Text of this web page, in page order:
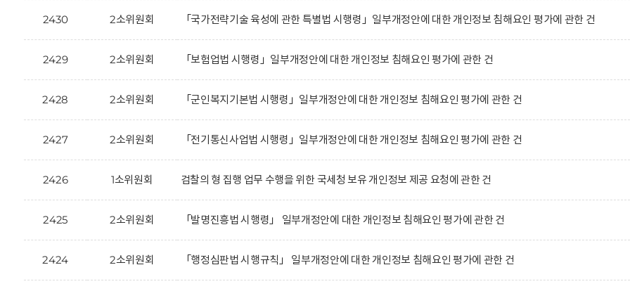
2430 2소위원회 「국가전략기술 육성에 관한 특별법 시행령」일부개정안에 대한 개인정보 침해요인 평가에 관한 건
2429 2소위원회 「보험업법 시행령」일부개정안에 대한 개인정보 침해요인 평가에 관한 건
2428 2소위원회 「군인복지기본법 시행령」일부개정안에 대한 개인정보 침해요인 평가에 관한 건
2427 2소위원회 「전기통신사업법 시행령」일부개정안에 대한 개인정보 침해요인 평가에 관한 건
2426 1소위원회 검찰의 형 집행 업무 수행을 위한 국세청 보유 개인정보 제공 요청에 관한 건
2425 2소위원회 「발명진흥법 시행령」 일부개정안에 대한 개인정보 침해요인 평가에 관한 건
2424 2소위원회 「행정심판법 시행규칙」 일부개정안에 대한 개인정보 침해요인 평가에 관한 건